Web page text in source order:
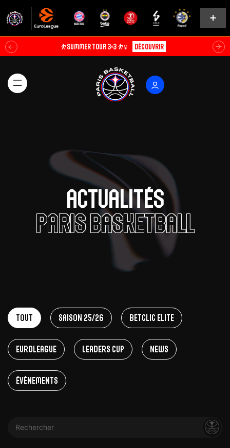
Soldes d’été⚡ Explorer
Actualités
Paris Basketball
Tout Saison 25/26 Betclic Elite
EuroLeague Leaders Cup News
Évènements